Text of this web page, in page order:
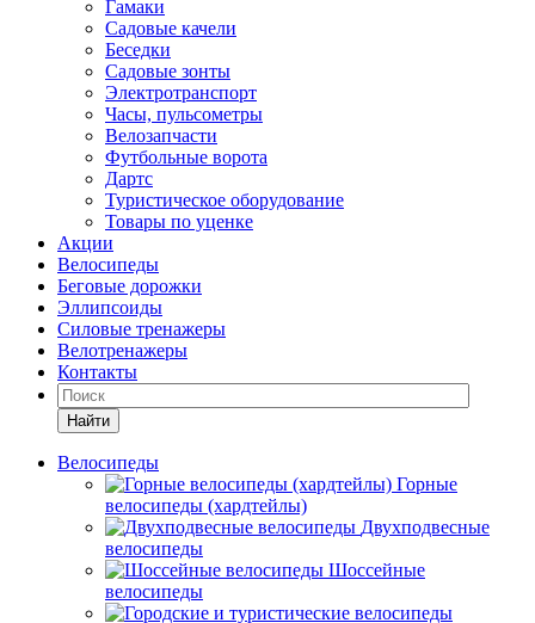
Гамаки
Садовые качели
Беседки
Садовые зонты
Электротранспорт
Часы, пульсометры
Велозапчасти
Футбольные ворота
Дартс
Туристическое оборудование
Товары по уценке
Акции
Велосипеды
Беговые дорожки
Эллипсоиды
Силовые тренажеры
Велотренажеры
Контакты
Найти
Велосипеды
Горные
велосипеды (хардтейлы)
Двухподвесные
велосипеды
Шоссейные
велосипеды